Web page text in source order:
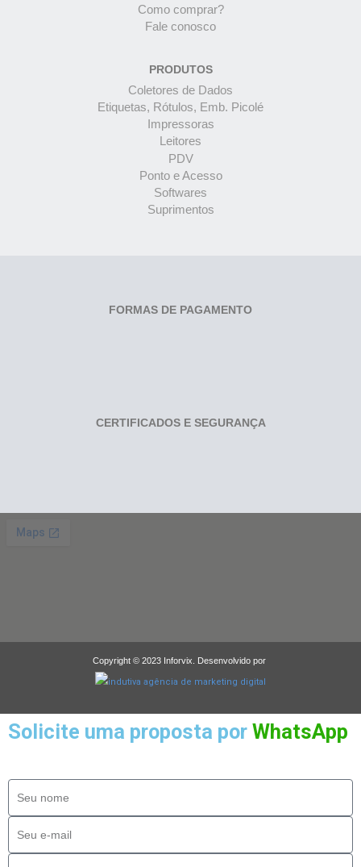
Como comprar?
Fale conosco
PRODUTOS
Coletores de Dados
Etiquetas, Rótulos, Emb. Picolé
Impressoras
Leitores
PDV
Ponto e Acesso
Softwares
Suprimentos
FORMAS DE PAGAMENTO
CERTIFICADOS E SEGURANÇA
Copyright © 2023 Inforvix. Desenvolvido por
Solicite uma proposta por WhatsApp